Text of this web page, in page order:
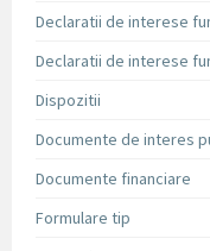
Declaratii de interese
Declaratii de interese
Dispozitii
Documente de interes
Documente financiare
Formulare tip